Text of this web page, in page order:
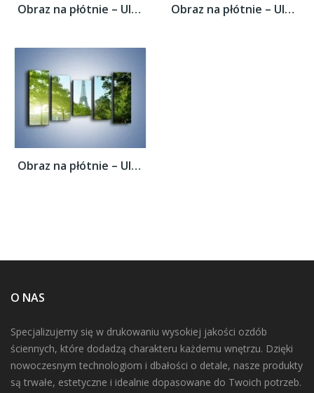
Obraz na płótnie – Uliczka w parku na tle... Obraz na płótnie – Uliczka w parku na tle...
Obraz na płótnie – Uliczka w parku na tle...
O NAS
Specjalizujemy się w drukowaniu wysokiej jakości ozdób
ściennych, które dodadzą charakteru każdemu wnętrzu. Dzięki
nowoczesnym technologiom i dbałości o detale, nasze produkty
są trwałe, estetyczne i idealnie dopasowane do Twoich potrzeb.